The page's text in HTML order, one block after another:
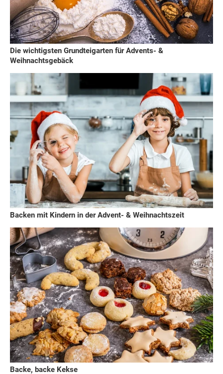
Die wichtigsten Grundteigarten für Advents- &
Weihnachtsgebäck
Backen mit Kindern in der Advent- & Weihnachtszeit
Backe, backe Kekse